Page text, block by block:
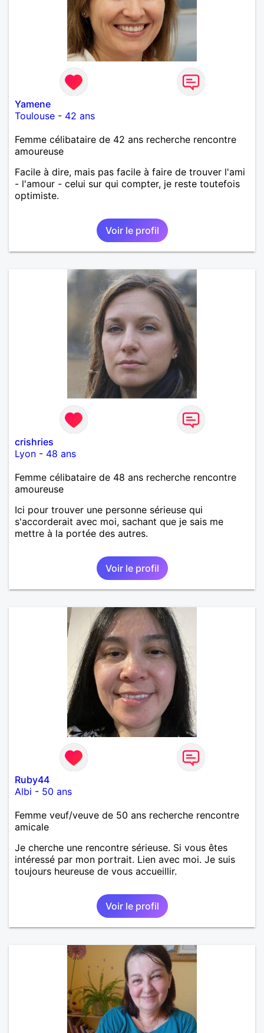
Yamene
Toulouse - 42 ans
Femme célibataire de 42 ans recherche rencontre
amoureuse
Facile à dire, mais pas facile à faire de trouver l'ami
- l'amour - celui sur qui compter, je reste toutefois
optimiste.
Voir le profil
crishries
Lyon - 48 ans
Femme célibataire de 48 ans recherche rencontre
amoureuse
Ici pour trouver une personne sérieuse qui
s'accorderait avec moi, sachant que je sais me
mettre à la portée des autres.
Voir le profil
Ruby44
Albi - 50 ans
Femme veuf/veuve de 50 ans recherche rencontre
amicale
Je cherche une rencontre sérieuse. Si vous êtes
intéressé par mon portrait. Lien avec moi. Je suis
toujours heureuse de vous accueillir.
Voir le profil